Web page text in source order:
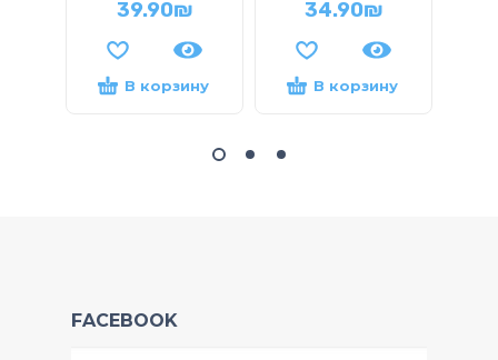
39.90₪
В корзину
34.90₪
В корзину
FACEBOOK